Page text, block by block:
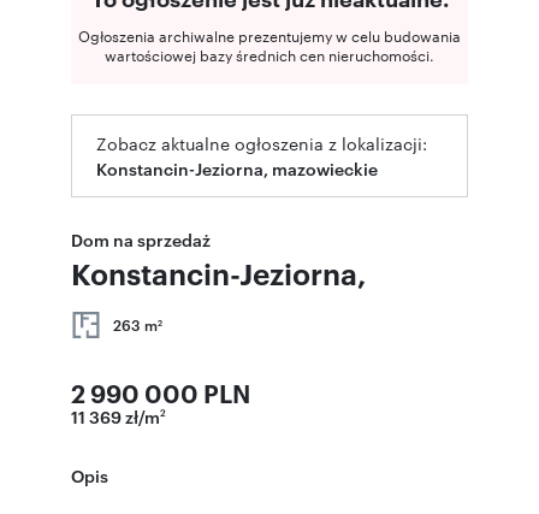
Ogłoszenia archiwalne prezentujemy w celu budowania
wartościowej bazy średnich cen nieruchomości.
Zobacz aktualne ogłoszenia z lokalizacji:
Konstancin-Jeziorna, mazowieckie
Dom na sprzedaż
Konstancin-Jeziorna,
263 m2
2 990 000 PLN
11 369 zł/m2
Opis